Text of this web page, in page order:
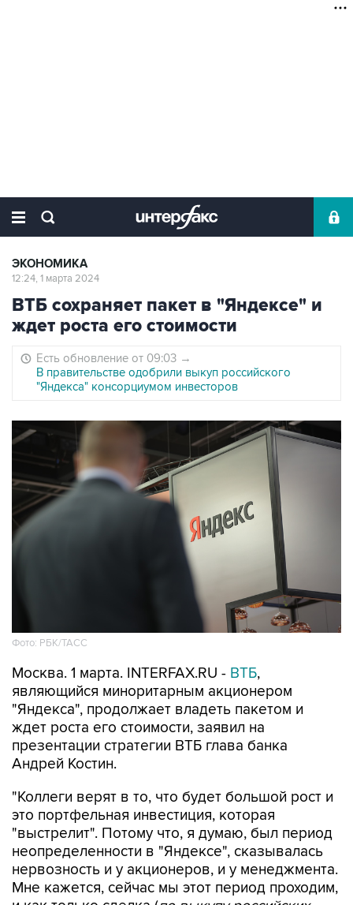
ЭКОНОМИКА
12:24, 1 марта 2024
ВТБ сохраняет пакет в "Яндексе" и
ждет роста его стоимости
Есть обновление от 09:03 →
В правительстве одобрили выкуп российского
"Яндекса" консорциумом инвесторов
Фото: РБК/ТАСС
Москва. 1 марта. INTERFAX.RU - ВТБ,
являющийся миноритарным акционером
"Яндекса", продолжает владеть пакетом и
ждет роста его стоимости, заявил на
презентации стратегии ВТБ глава банка
Андрей Костин.
"Коллеги верят в то, что будет большой рост и
это портфельная инвестиция, которая
"выстрелит". Потому что, я думаю, был период
неопределенности в "Яндексе", сказывалась
нервозность и у акционеров, и у менеджмента.
Мне кажется, сейчас мы этот период проходим,